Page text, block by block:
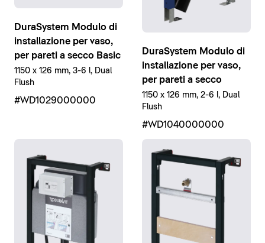
DuraSystem Modulo di
installazione per vaso,
per pareti a secco Basic
1150 x 126 mm, 3-6 l, Dual
Flush
#WD1029000000
DuraSystem Modulo di
installazione per vaso,
per pareti a secco
1150 x 126 mm, 2-6 l, Dual
Flush
#WD1040000000